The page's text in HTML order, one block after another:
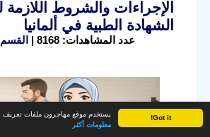
Got it!
يستخدم موقع مهاجرون ملفات تعريف
معلومات أكثر
الإجراءات والشروط اللازمة
الشهادة الطبية في ألمانيا
عدد المشاهدات: 8168 |